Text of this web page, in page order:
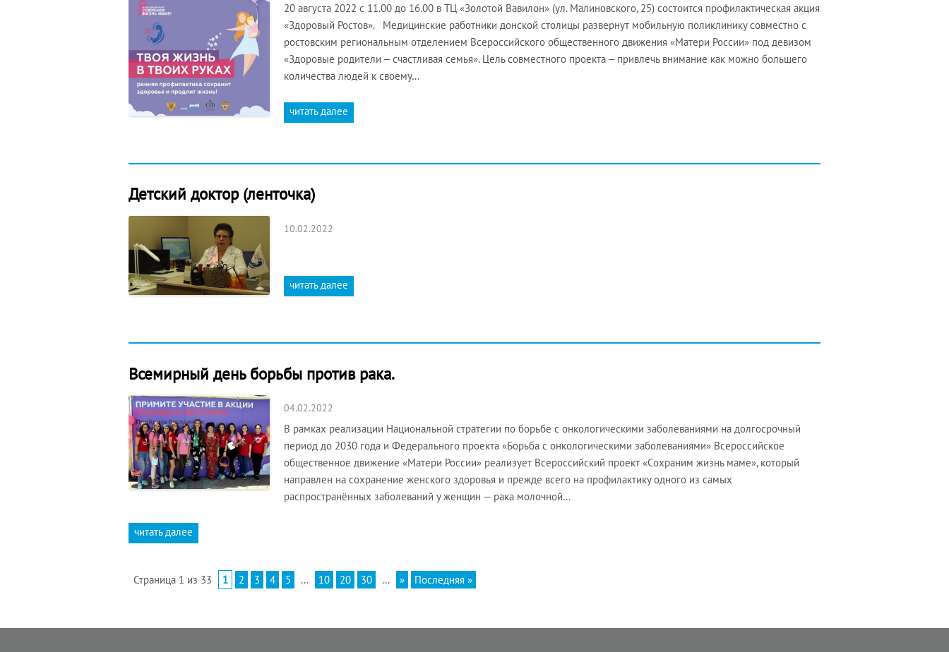
20 августа 2022 с 11.00 до 16.00 в ТЦ «Золотой Вавилон» (ул. Малиновского, 25) состоится профилактическая акция
«Здоровый Ростов». Медицинские работники донской столицы развернут мобильную поликлинику совместно с
ростовским региональным отделением Всероссийского общественного движения «Матери России» под девизом
«Здоровые родители ‒ счастливая семья». Цель совместного проекта ‒ привлечь внимание как можно большего
количества людей к своему…
читать далее
Детский доктор (ленточка)
10.02.2022
читать далее
Всемирный день борьбы против рака.
04.02.2022
В рамках реализации Национальной стратегии по борьбе с онкологическими заболеваниями на долгосрочный
период до 2030 года и Федерального проекта «Борьба с онкологическими заболеваниями» Всероссийское
общественное движение «Матери России» реализует Всероссийский проект «Сохраним жизнь маме», который
направлен на сохранение женского здоровья и прежде всего на профилактику одного из самых
распространённых заболеваний у женщин — рака молочной…
читать далее
Страница 1 из 33 1 2 3 4 5 ... 10 20 30 ... » Последняя »